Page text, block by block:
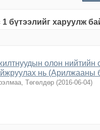
1 бүтээлийг харуулж
олон нийтийн
нь (Арилжааны
Төгөлдөр (2016-06-04)